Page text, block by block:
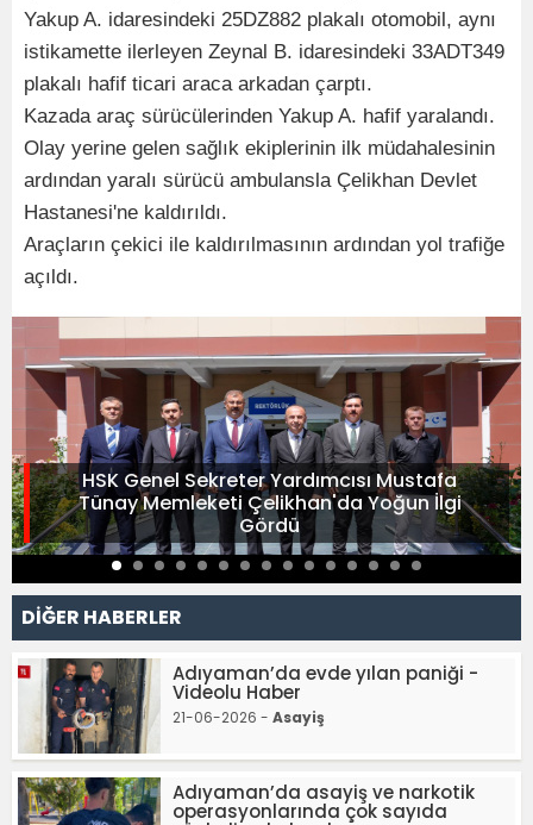
Yakup A. idaresindeki 25DZ882 plakalı otomobil, aynı
istikamette ilerleyen Zeynal B. idaresindeki 33ADT349
plakalı hafif ticari araca arkadan çarptı.
Kazada araç sürücülerinden Yakup A. hafif yaralandı.
Olay yerine gelen sağlık ekiplerinin ilk müdahalesinin
ardından yaralı sürücü ambulansla Çelikhan Devlet
Hastanesi'ne kaldırıldı.
Araçların çekici ile kaldırılmasının ardından yol trafiğe
açıldı.
HSK Genel Sekreter Yardımcısı Mustafa
Tünay Memleketi Çelikhan'da Yoğun İlgi
Gördü
DİĞER HABERLER
Adıyaman’da evde yılan paniği -
Videolu Haber
21-06-2026 - Asayiş
Adıyaman’da asayiş ve narkotik
operasyonlarında çok sayıda